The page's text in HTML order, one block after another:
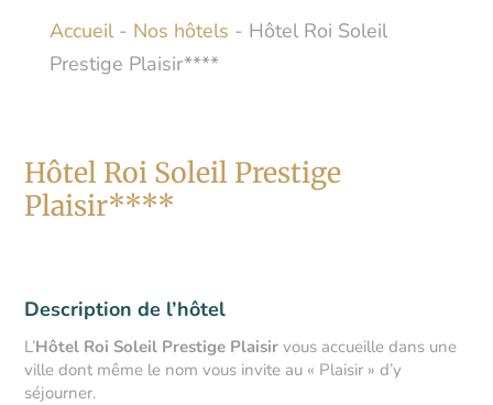
Accueil- Nos hôtels - Hôtel Roi Soleil
Prestige Plaisir****
Hôtel Roi Soleil Prestige
Plaisir****
Description de l’hôtel
L’Hôtel Roi Soleil Prestige Plaisir vous accueille dans une
ville dont même le nom vous invite au « Plaisir » d’y
séjourner.